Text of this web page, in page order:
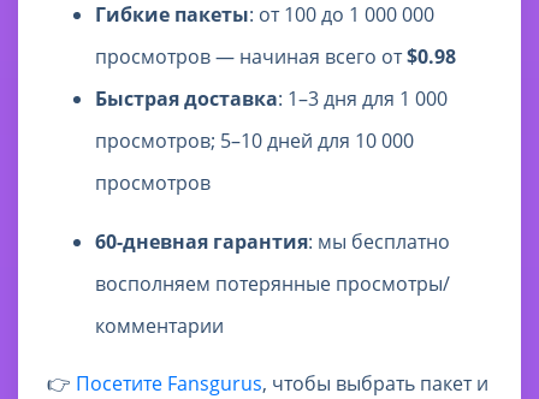
Гибкие пакеты: от 100 до 1 000 000
просмотров — начиная всего от$0.98
Быстрая доставка: 1–3 дня для 1 000
просмотров; 5–10 дней для 10 000
просмотров
60-дневная гарантия: мы бесплатно
восполняем потерянные просмотры/
комментарии
👉 Посетите Fansgurus, чтобы выбрать пакет и